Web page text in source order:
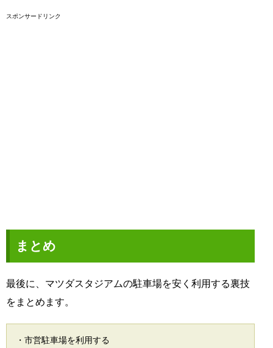
スポンサードリンク
まとめ
最後に、マツダスタジアムの駐車場を安く利用する裏技
をまとめます。
・市営駐車場を利用する